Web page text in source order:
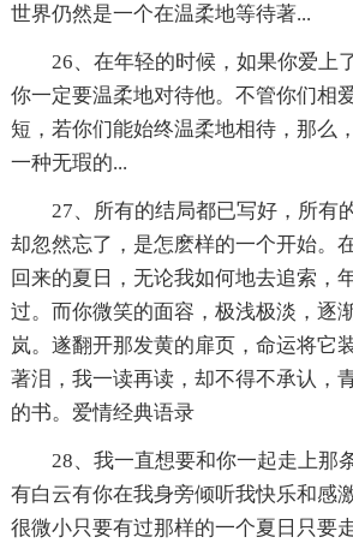
世界仍然是一个在温柔地等待著...
26、在年轻的时候，如果你爱上
你一定要温柔地对待他。不管你们相
短，若你们能始终温柔地相待，那么
一种无瑕的...
27、所有的结局都已写好，所有
却忽然忘了，是怎麽样的一个开始。
回来的夏日，无论我如何地去追索，
过。而你微笑的面容，极浅极淡，逐
岚。遂翻开那发黄的扉页，命运将它
著泪，我一读再读，却不得不承认，
的书。爱情经典语录
28、我一直想要和你一起走上那
有白云有你在我身旁倾听我快乐和感
很微小只要有过那样的一个夏日只要